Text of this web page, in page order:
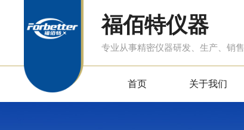
福佰特仪器
专业从事精密仪器研发、生产、销售
首页 关于我们